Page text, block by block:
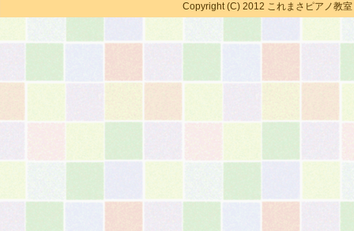
Copyright (C) 2012 これまさピアノ教